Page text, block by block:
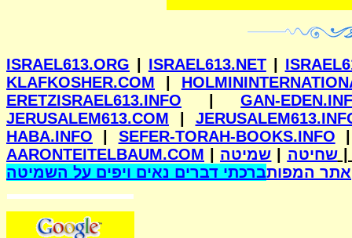
ISRAEL613.ORG ISRAEL613.NET|
KLAFKOSHER.COM
ERETZISRAEL613.INFO |GAN-
JERUSALEM613.COM
HABA.INFO
SEFER-TORAH-BOOKS.INFO
AARONTEITELBAUM.COM
שמיטה שחיטה
ברכתי דברים נאים ויפים על השמיטהאתר המפות